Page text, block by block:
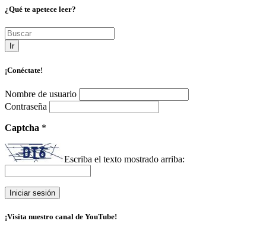
¿Qué te apetece leer?
Ir
¡Conéctate!
Nombre de usuario
Contraseña
Captcha *
Escriba el texto mostrado arriba:
¡Visita nuestro canal de YouTube!